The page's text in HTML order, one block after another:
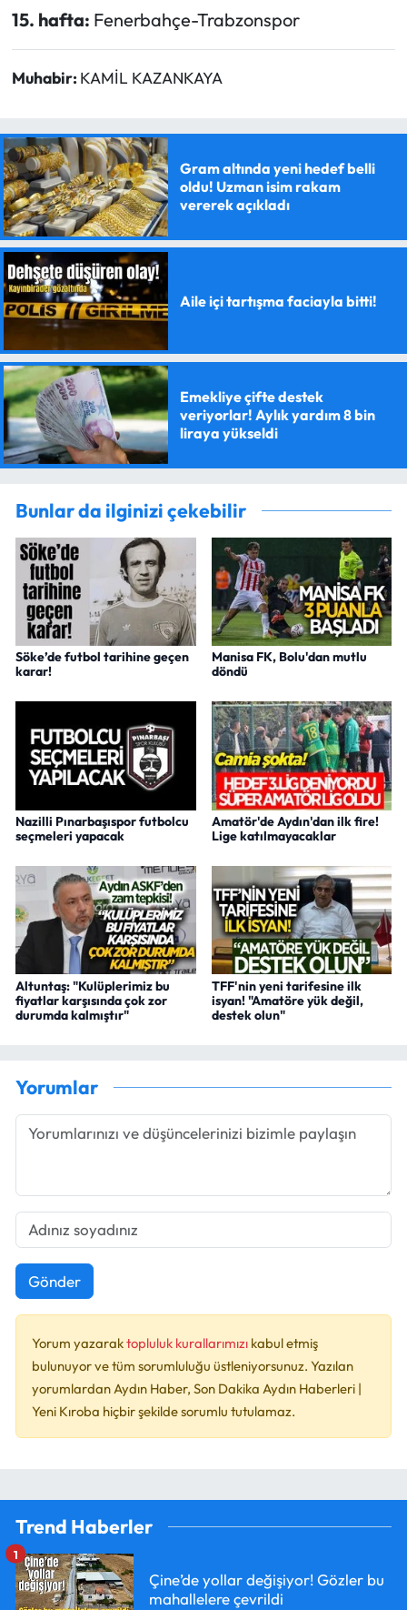
15. hafta: Fenerbahçe-Trabzonspor
Muhabir: KAMİL KAZANKAYA
Gram altında yeni hedef belli
oldu! Uzman isim rakam
vererek açıkladı
Aile içi tartışma faciayla bitti!
Emekliye çifte destek
veriyorlar! Aylık yardım 8 bin
liraya yükseldi
Bunlar da ilginizi çekebilir
Söke’de futbol tarihine geçen
karar!
Manisa FK, Bolu'dan mutlu
döndü
Nazilli Pınarbaşıspor futbolcu
seçmeleri yapacak
Amatör'de Aydın'dan ilk fire!
Lige katılmayacaklar
Altuntaş: "Kulüplerimiz bu
fiyatlar karşısında çok zor
durumda kalmıştır"
TFF'nin yeni tarifesine ilk
isyan! "Amatöre yük değil,
destek olun"
Yorumlar
Gönder
Yorum yazaraktopluluk kurallarımızı kabul etmiş
bulunuyor ve tüm sorumluluğu üstleniyorsunuz. Yazılan
yorumlardan Aydın Haber, Son Dakika Aydın Haberleri |
Yeni Kıroba hiçbir şekilde sorumlu tutulamaz.
Trend Haberler
Çine’de yollar değişiyor! Gözler bu
mahallelere çevrildi
1